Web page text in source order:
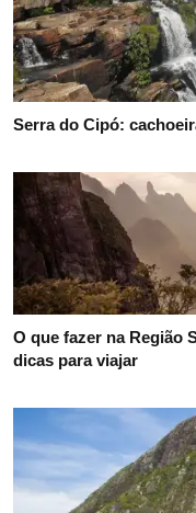
Serra do Cipó:
O que fazer na Região
dicas para viajar